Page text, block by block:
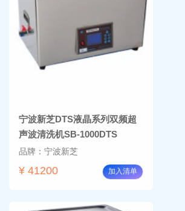
宁波新芝DTS液晶系列双频超
声波清洗机SB-1000DTS
品牌：宁波新芝
¥ 41200 加入清单